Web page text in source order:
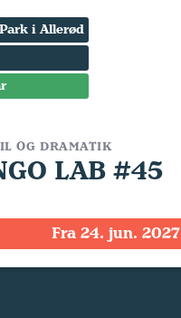
i Allerød
OG DRAMATIK
LAB #45
Fra 24. jun. 2027